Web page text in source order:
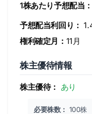
1株あたり予想配当：
予想配当利回り：
権利確定月： 11月
株主優待情報
株主優待： あり
必要株数： 100株